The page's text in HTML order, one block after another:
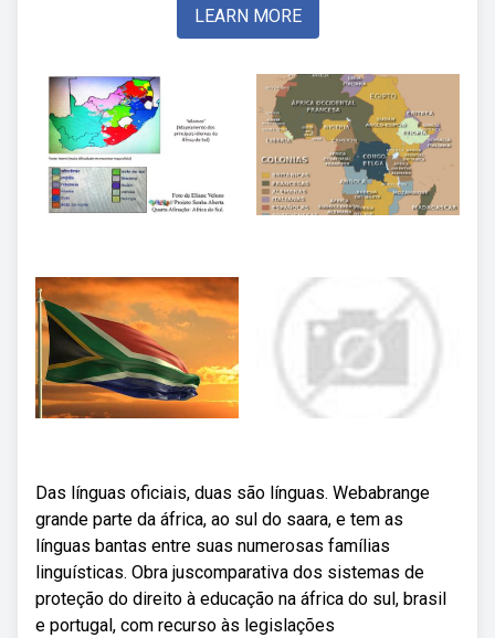
LEARN MORE
Das línguas oficiais, duas são línguas. Webabrange
grande parte da áfrica, ao sul do saara, e tem as
línguas bantas entre suas numerosas famílias
linguísticas. Obra juscomparativa dos sistemas de
proteção do direito à educação na áfrica do sul, brasil
e portugal, com recurso às legislações